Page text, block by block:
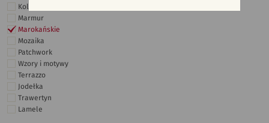
Kolor
Marmur
Marokańskie
Mozaika
Patchwork
Wzory i motywy
Terrazzo
Jodełka
Trawertyn
Lamele